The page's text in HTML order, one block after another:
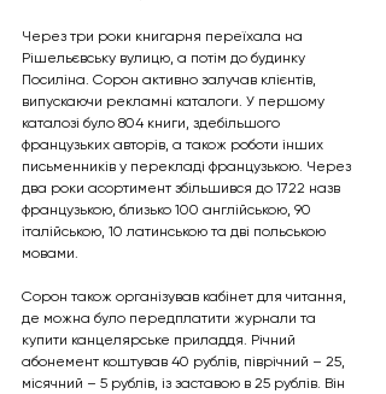
Через три роки книгарня переїхала на
Рішельєвську вулицю, а потім до будинку
Посиліна. Сорон активно залучав клієнтів,
випускаючи рекламні каталоги. У першому
каталозі було 804 книги, здебільшого
французьких авторів, а також роботи інших
письменників у перекладі французькою. Через
два роки асортимент збільшився до 1722 назв
французькою, близько 100 англійською, 90
італійською, 10 латинською та дві польською
мовами.
Сорон також організував кабінет для читання,
де можна було передплатити журнали та
купити канцелярське приладдя. Річний
абонемент коштував 40 рублів, піврічний – 25,
місячний – 5 рублів, із заставою в 25 рублів. Він